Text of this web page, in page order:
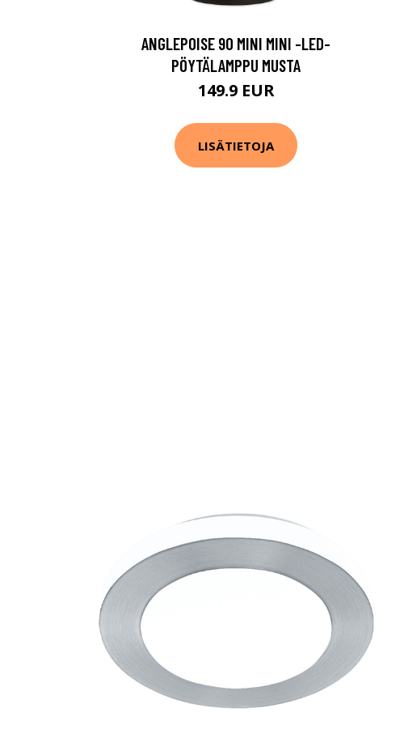
ANGLEPOISE 90 MINI MINI -LED-
PÖYTÄLAMPPU MUSTA
149.9 EUR
LISÄTIETOJA